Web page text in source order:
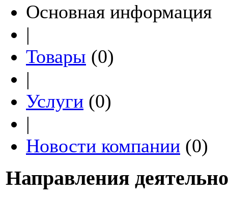
Основная информация
|
Товары (0)
|
Услуги (0)
|
Новости компании (0)
Направления